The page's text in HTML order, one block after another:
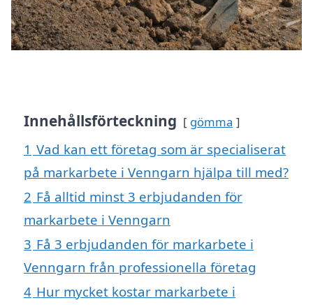
Innehållsförteckning gömma
1 Vad kan ett företag som är specialiserat
på markarbete i Venngarn hjälpa till med?
2 Få alltid minst 3 erbjudanden för
markarbete i Venngarn
3 Få 3 erbjudanden för markarbete i
Venngarn från professionella företag
4 Hur mycket kostar markarbete i